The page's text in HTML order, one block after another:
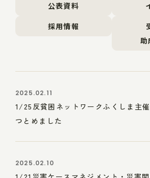
公表資料
採用情報
助
2025.02.11
1/25反貧困ネットワークふくしま主
つとめました
2025.02.10